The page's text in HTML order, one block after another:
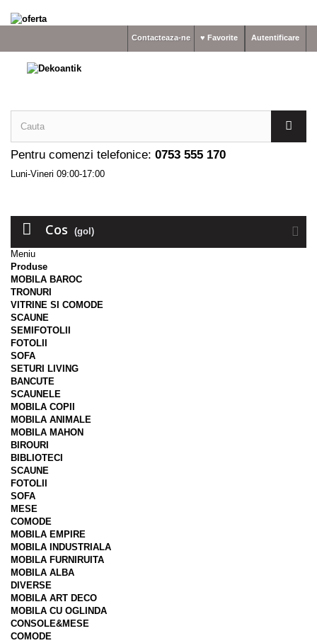
Autentificare
♥ Favorite
Contacteaza-ne
Pentru comenzi telefonice: 0753 555 170
Luni-Vineri 09:00-17:00
Cos (gol)
Meniu
Produse
MOBILA BAROC
TRONURI
VITRINE SI COMODE
SCAUNE
SEMIFOTOLII
FOTOLII
SOFA
SETURI LIVING
BANCUTE
SCAUNELE
MOBILA COPII
MOBILA ANIMALE
MOBILA MAHON
BIROURI
BIBLIOTECI
SCAUNE
FOTOLII
SOFA
MESE
COMODE
MOBILA EMPIRE
MOBILA INDUSTRIALA
MOBILA FURNIRUITA
MOBILA ALBA
DIVERSE
MOBILA ART DECO
MOBILA CU OGLINDA
CONSOLE&MESE
COMODE